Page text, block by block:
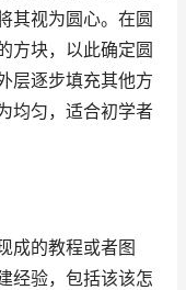
其视为圆心。在圆
方块，以此确定圆
层逐步填充其他方
均匀，适合初学者
成的教程或者图
经验，包括该该怎